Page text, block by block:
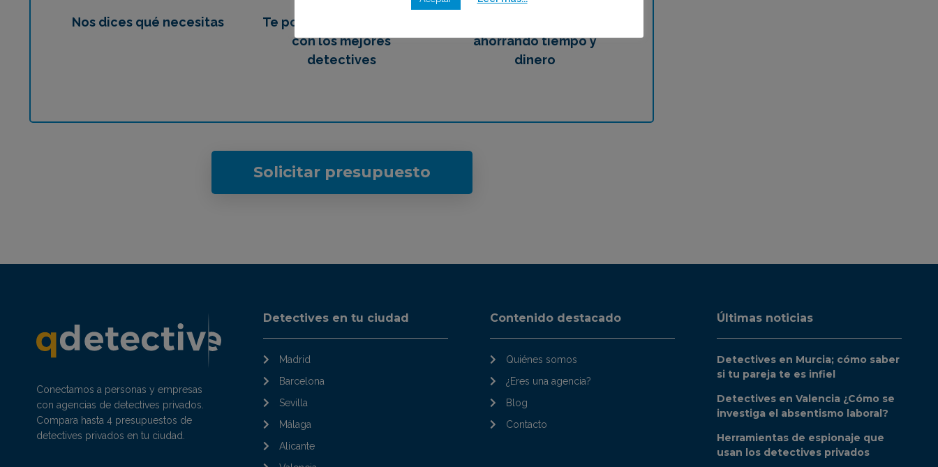
Nos dices qué necesitas
Te ponemos en contacto
con los mejores
detectives
ahorrando tiempo y
dinero
Solicitar presupuesto
Conectamos a personas y empresas
con agencias de detectives privados.
Compara hasta 4 presupuestos de
detectives privados en tu ciudad.
Detectives en tu ciudad
Madrid
Barcelona
Sevilla
Málaga
Alicante
Contenido destacado
Quiénes somos
¿Eres una agencia?
Blog
Contacto
Últimas noticias
Detectives en Murcia; cómo saber
si tu pareja te es infiel
Detectives en Valencia ¿Cómo se
investiga el absentismo laboral?
Herramientas de espionaje que
usan los detectives privados
Aceptar Leer más...